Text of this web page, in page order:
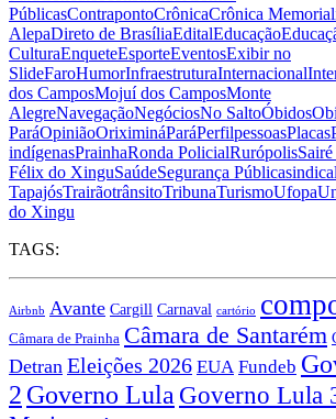
PúblicasContrapontoCrônicaCrônica
AlepaDireto de BrasíliaEditalEducação
CulturaEnqueteEsporteEventosExibir no
SlideFaroHumorInfraestruturaInternacional
dos CamposMojuí dos CamposMonte
AlegreNavegaçãoNegóciosNo SaltoÓbidos
ParáOpiniãoOriximináParáPerfilpessoasPlacas
indígenasPrainhaRonda PolicialRurópolis
Félix do XinguSaúdeSegurança Pública
TapajósTrairãotrânsitoTribunaTurismoUfopa
do Xingu
TAGS:
Airbnb Avante Cargill Carnaval cartório
Câmara de Prainha Câmara de Santarém
Detran Eleições 2026 EUA Fundeb
2 Governo Lula Governo Lula